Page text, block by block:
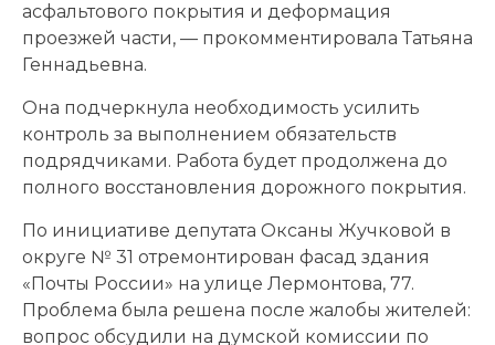
асфальтового покрытия и деформация
проезжей части, — прокомментировала Татьяна
Геннадьевна.
Она подчеркнула необходимость усилить
контроль за выполнением обязательств
подрядчиками. Работа будет продолжена до
полного восстановления дорожного покрытия.
По инициативе депутата Оксаны Жучковой в
округе № 31 отремонтирован фасад здания
«Почты России» на улице Лермонтова, 77.
Проблема была решена после жалобы жителей:
вопрос обсудили на думской комиссии по